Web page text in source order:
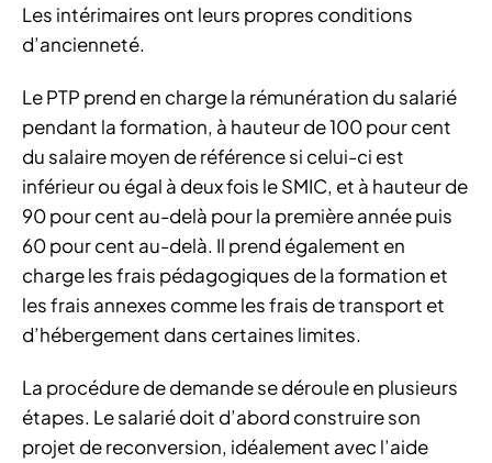
Les intérimaires ont leurs propres conditions
d’ancienneté.
Le PTP prend en charge la rémunération du salarié
pendant la formation, à hauteur de 100 pour cent
du salaire moyen de référence si celui-ci est
inférieur ou égal à deux fois le SMIC, et à hauteur de
90 pour cent au-delà pour la première année puis
60 pour cent au-delà. Il prend également en
charge les frais pédagogiques de la formation et
les frais annexes comme les frais de transport et
d’hébergement dans certaines limites.
La procédure de demande se déroule en plusieurs
étapes. Le salarié doit d’abord construire son
projet de reconversion, idéalement avec l’aide